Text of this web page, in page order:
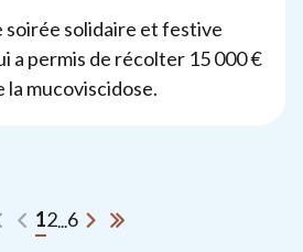
soirée solidaire et festive
a permis de récolter 15000€
mucoviscidose.
12... 6